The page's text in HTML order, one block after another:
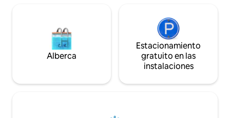
Alberca
Estacionamiento
gratuito en las
instalaciones